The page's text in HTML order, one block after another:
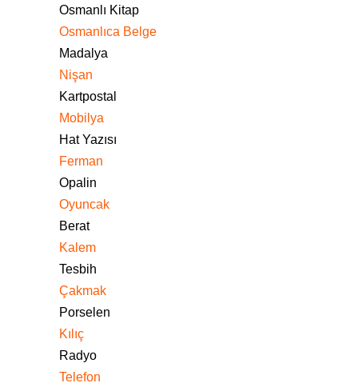
Osmanlı Kitap
Osmanlıca Belge
Madalya
Nişan
Kartpostal
Mobilya
Hat Yazısı
Ferman
Opalin
Oyuncak
Berat
Kalem
Tesbih
Çakmak
Porselen
Kılıç
Radyo
Telefon